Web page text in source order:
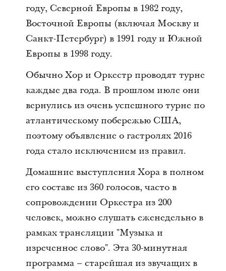
году, Северной Европы в 1982 году,
Восточной Европы (включая Москву и
Санкт-Петербург) в 1991 году и Южной
Европы в 1998 году.
Обычно Хор и Оркестр проводят турне
каждые два года. В прошлом июле они
вернулись из очень успешного турне по
атлантическому побережью США,
поэтому объявление о гастролях 2016
года стало исключением из правил.
Домашние выступления Хора в полном
его составе из 360 голосов, часто в
сопровождении Оркестра из 200
человек, можно слушать еженедельно в
рамках трансляции "Музыка и
изреченное слово". Эта 30-минутная
программа – старейшая из звучащих в